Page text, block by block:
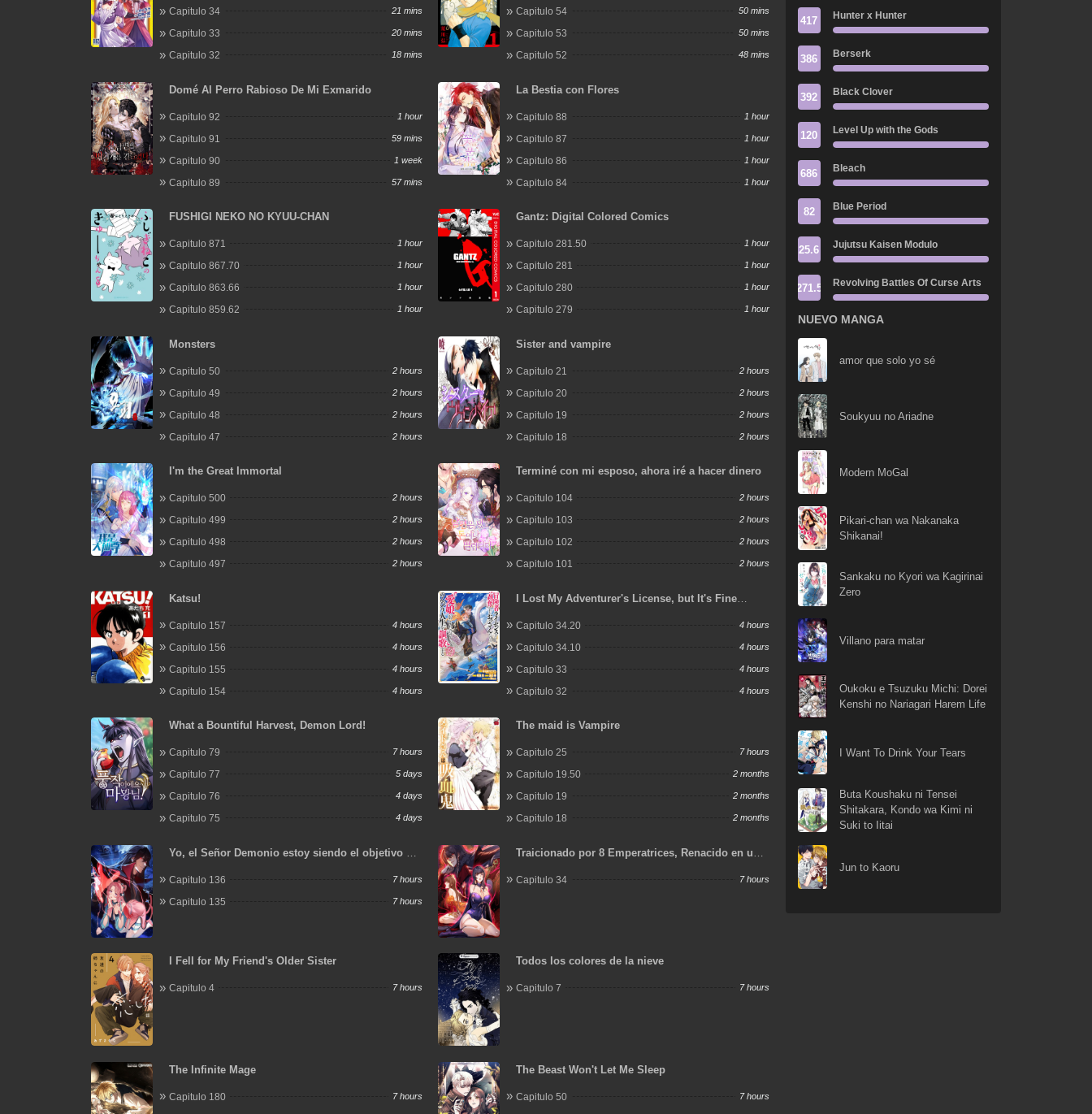
Capitulo 34 21 mins
Capitulo 33 20 mins
Capitulo 32 18 mins
Capitulo 54 50 mins
Capitulo 53 50 mins
Capitulo 52 48 mins
Domé Al Perro Rabioso De Mi Exmarido
Capitulo 92 1 hour
Capitulo 91 59 mins
Capitulo 90 1 week
Capitulo 89 57 mins
La Bestia con Flores
Capitulo 88 1 hour
Capitulo 87 1 hour
Capitulo 86 1 hour
Capitulo 84 1 hour
FUSHIGI NEKO NO KYUU-CHAN
Capitulo 871 1 hour
Capitulo 867.70 1 hour
Capitulo 863.66 1 hour
Capitulo 859.62 1 hour
Gantz: Digital Colored Comics
Capitulo 281.50 1 hour
Capitulo 281 1 hour
Capitulo 280 1 hour
Capitulo 279 1 hour
Monsters
Capitulo 50 2 hours
Capitulo 49 2 hours
Capitulo 48 2 hours
Capitulo 47 2 hours
Sister and vampire
Capitulo 21 2 hours
Capitulo 20 2 hours
Capitulo 19 2 hours
Capitulo 18 2 hours
I'm the Great Immortal
Capitulo 500 2 hours
Capitulo 499 2 hours
Capitulo 498 2 hours
Capitulo 497 2 hours
Terminé con mi esposo, ahora iré a hacer dinero
Capitulo 104 2 hours
Capitulo 103 2 hours
Capitulo 102 2 hours
Capitulo 101 2 hours
Katsu!
Capitulo 157 4 hours
Capitulo 156 4 hours
Capitulo 155 4 hours
Capitulo 154 4 hours
I Lost My Adventurer's License, but It's Fine
Capitulo 34.20 4 hours
Capitulo 34.10 4 hours
Capitulo 33 4 hours
Capitulo 32 4 hours
What a Bountiful Harvest, Demon Lord!
Capitulo 79 7 hours
Capitulo 77 5 days
Capitulo 76 4 days
Capitulo 75 4 days
The maid is Vampire
Capitulo 25 7 hours
Capitulo 19.50 2 months
Capitulo 19 2 months
Capitulo 18 2 months
Yo, el Señor Demonio estoy siendo el objetivo de
Capitulo 136 7 hours
Capitulo 135 7 hours
Traicionado por 8 Emperatrices, Renacido en un
Capitulo 34 7 hours
I Fell for My Friend's Older Sister
Capitulo 4 7 hours
Todos los colores de la nieve
Capitulo 7 7 hours
The Infinite Mage
Capitulo 180 7 hours
The Beast Won't Let Me Sleep
Capitulo 50 7 hours
417 Hunter x Hunter
386 Berserk
392 Black Clover
120 Level Up with the Gods
686 Bleach
82 Blue Period
25.6 Jujutsu Kaisen Modulo
271.5 Revolving Battles Of Curse Arts
NUEVO MANGA
amor que solo yo sé
Soukyuu no Ariadne
Modern MoGal
Pikari-chan wa Nakanaka
Shikanai!
Sankaku no Kyori wa Kagirinai
Zero
Villano para matar
Oukoku e Tsuzuku Michi: Dorei
Kenshi no Nariagari Harem Life
I Want To Drink Your Tears
Buta Koushaku ni Tensei
Shitakara, Kondo wa Kimi ni
Suki to Iitai
Jun to Kaoru